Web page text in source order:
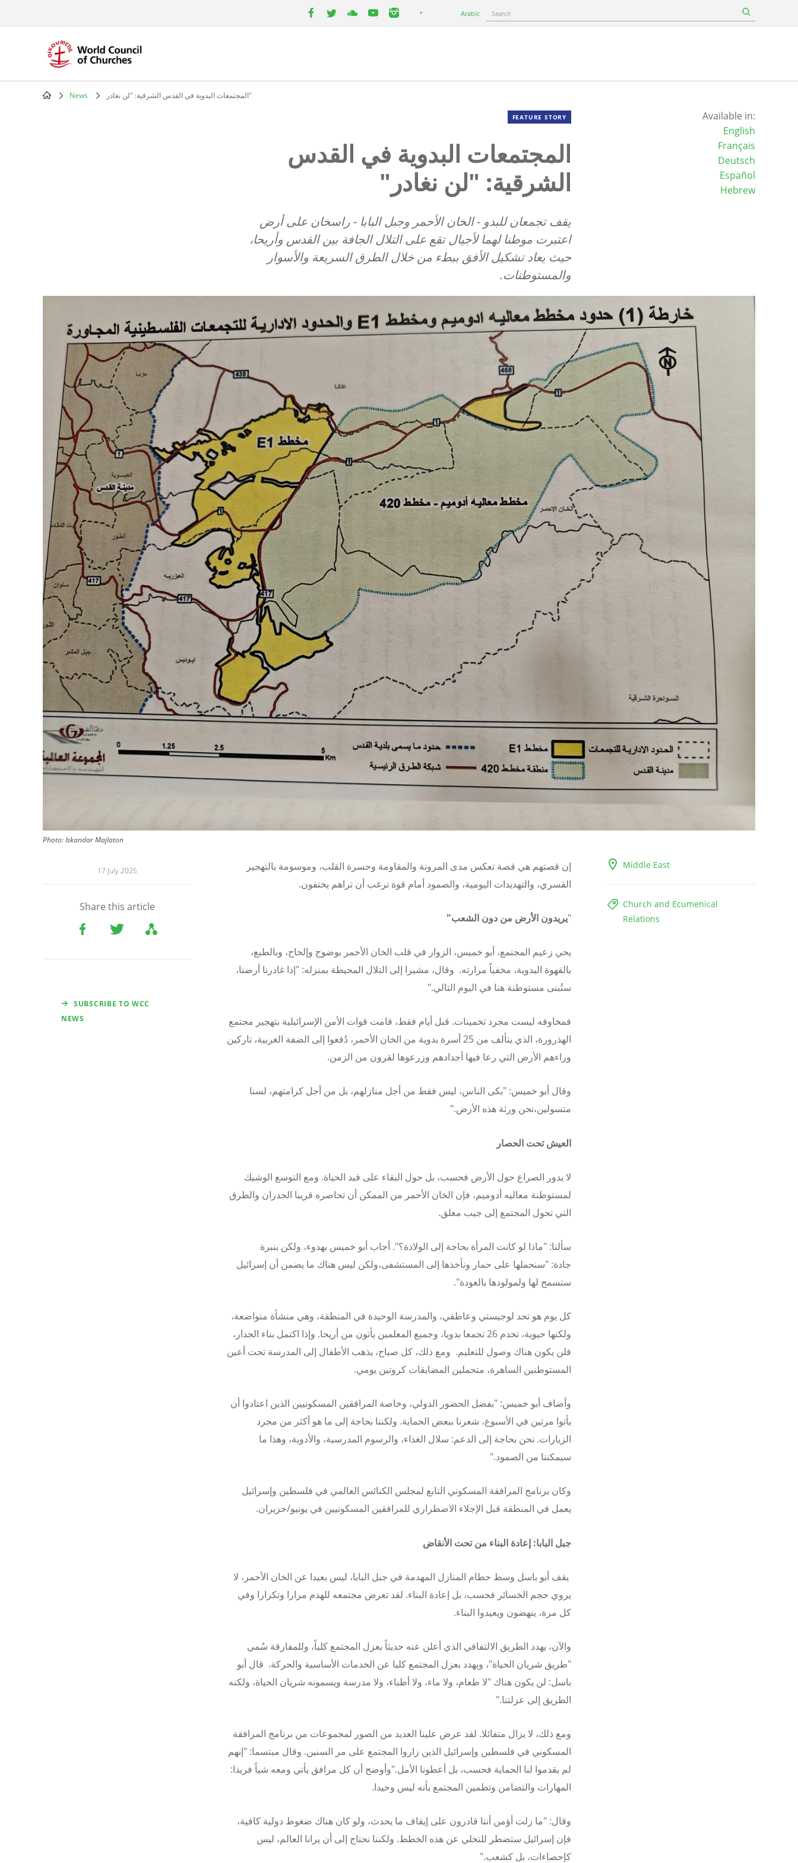
Arabic Search
News المجتمعات البدوية في القدس الشرقية: "لن نغادر"
FEATURE STORY
المجتمعات البدوية في القدس
الشرقية: "لن نغادر"
يقف تجمعان للبدو - الخان الأحمر وجبل البابا - راسخان على أرض
اعتبرت موطنا لهما لأجيال تقع على التلال الجافة بين القدس وأريحا،
حيث يعاد تشكيل الأفق ببطء من خلال الطرق السريعة والأسوار
والمستوطنات.
Available in:
English
Français
Deutsch
Español
Hebrew
Photo: Iskandar Majlaton
17 July 2025
Share this article
SUBSCRIBE TO WCC
NEWS
Middle East
Church and Ecumenical
Relations
إن قصتهم هي قصة تعكس مدى المرونة والمقاومة وحسرة القلب، وموسومة بالتهجير
القسري، والتهديدات اليومية، والصمود أمام قوة ترغب أن تراهم يختفون.
"يريدون الأرض من دون الشعب"
يحي زعيم المجتمع، أبو خميس، الزوار في قلب الخان الأحمر بوضوح وإلحاح، وبالطبع،
بالقهوة البدوية، مخفياً مرارته. وقال، مشيرا إلى التلال المحيطة بمنزله: "إذا غادرنا أرضنا،
ستُبنى مستوطنة هنا في اليوم التالي."
فمخاوفه ليست مجرد تخمينات. قبل أيام فقط، قامت قوات الأمن الإسرائيلية بتهجير مجتمع
الهذرورة، الذي يتألف من 25 أسرة بدوية من الخان الأحمر، دُفعوا إلى الضفة الغربية، تاركين
وراءهم الأرض التي رعا فيها أجدادهم وزرعوها لقرون من الزمن.
وقال أبو خميس: "بكى الناس، ليس فقط من أجل منازلهم، بل من أجل كرامتهم، لسنا
متسولين،نحن ورثة هذه الأرض."
العيش تحت الحصار
لا يدور الصراع حول الأرض فحسب، بل حول البقاء على قيد الحياة. ومع التوسع الوشيك
لمستوطنة معاليه أدوميم، فإن الخان الأحمر من الممكن أن تحاصره قريبا الجدران والطرق
التي تحول المجتمع إلى جيب مغلق.
سألنا: "ماذا لو كانت المرأة بحاجة إلى الولادة؟". أجاب أبو خميس بهدوء، ولكن بنبرة
جادة: "سنحملها على حمار ونأخذها إلى المستشفى،ولكن ليس هناك ما يضمن أن إسرائيل
ستسمح لها ولمولودها بالعودة".
كل يوم هو تحد لوجيستي وعاطفي، والمدرسة الوحيدة في المنطقة، وهي منشأة متواضعة،
ولكنها حيوية، تخدم 26 تجمعا بدويا، وجميع المعلمين يأتون من أريحا. وإذا اكتمل بناء الجدار،
فلن يكون هناك وصول للتعليم. ومع ذلك، كل صباح، يذهب الأطفال إلى المدرسة تحت أعين
المستوطنين الساهرة، متحملين المضايقات كروتين يومي.
وأضاف أبو خميس: "بفضل الحضور الدولي، وخاصة المرافقين المسكونيين الذين اعتادوا أن
يأتوا مرتين في الأسبوع، شعرنا ببعض الحماية. ولكننا بحاجة إلى ما هو أكثر من مجرد
الزيارات. نحن بحاجة إلى الدعم: سلال الغذاء، والرسوم المدرسية، والأدوية، وهذا ما
سيمكننا من الصمود."
وكان برنامج المرافقة المسكوني التابع لمجلس الكنائس العالمي في فلسطين وإسرائيل
يعمل في المنطقة قبل الإجلاء الاضطراري للمرافقين المسكونيين في يونيو/حزيران.
جبل البابا: إعادة البناء من تحت الأنقاض
يقف أبو باسل وسط حطام المنازل المهدمة في جبل البابا، ليس بعيدا عن الخان الأحمر، لا
يروي حجم الخسائر فحسب، بل إعادة البناء. لقد تعرض مجتمعه للهدم مرارا وتكرارا وفي
كل مرة، ينهضون ويعيدوا البناء.
والآن، يهدد الطريق الالتفافي الذي أعلن عنه حديثاً بعزل المجتمع كلياً، وللمفارقة سُمي
"طريق شريان الحياة"، ويهدد بعزل المجتمع كليا عن الخدمات الأساسية والحركة. قال أبو
باسل: لن يكون هناك "لا طعام، ولا ماء، ولا أطباء، ولا مدرسة ويسمونه شريان الحياة، ولكنه
الطريق إلى عزلتنا."
ومع ذلك، لا يزال متفائلا. لقد عرض علينا العديد من الصور لمجموعات من برنامج المرافقة
المسكوني في فلسطين وإسرائيل الذين زاروا المجتمع على مر السنين. وقال مبتسما: "إنهم
لم يقدموا لنا الحماية فحسب، بل أعطونا الأمل."وأوضح أن كل مرافق يأتي ومعه شياً فريدا:
المهارات والتضامن وتطمين المجتمع بأنه ليس وحيدا.
وقال: "ما زلت أؤمن أننا قادرون على إيقاف ما يحدث، ولو كان هناك ضغوط دولية كافية،
فإن إسرائيل ستضطر للتخلي عن هذه الخطط. ولكننا نحتاج إلى أن يرانا العالم، ليس
كإحصاءات، بل كشعب."